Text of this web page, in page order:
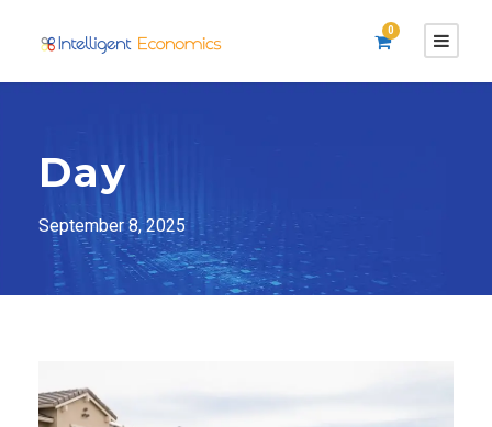
0
Day
September 8, 2025